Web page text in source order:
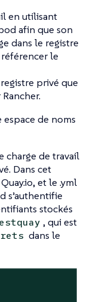
en utilisant
afin que son
dans le registre
le
privé que
de noms
charge de travail
Dans cet
et le .yml
s’authentifie
stockés
, qui est
dans le